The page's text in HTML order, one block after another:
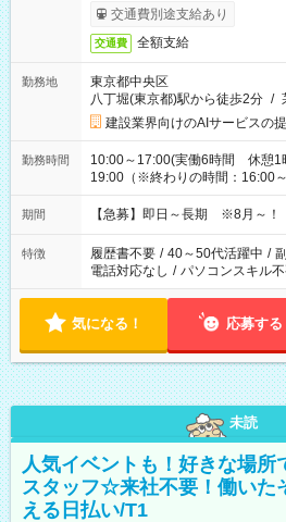
交通費別途支給あり
交通費 全額支給
勤務地
東京都中央区
八丁堀(東京都)駅から徒歩2分 /
建設業界向けのAIサービスの
勤務時間
10:00～17:00(実働6時間 休憩1
19:00（※終わりの時間：16:00
期間 【急募】即日～長期 ※8月～！
特徴 履歴書不要 / 40～50代活躍中 /
電話対応なし / パソコンスキル
気になる！ 応募する
未読
人気イベントも！好きな場所
スタッフ☆来社不要！働いた
える日払い/T1